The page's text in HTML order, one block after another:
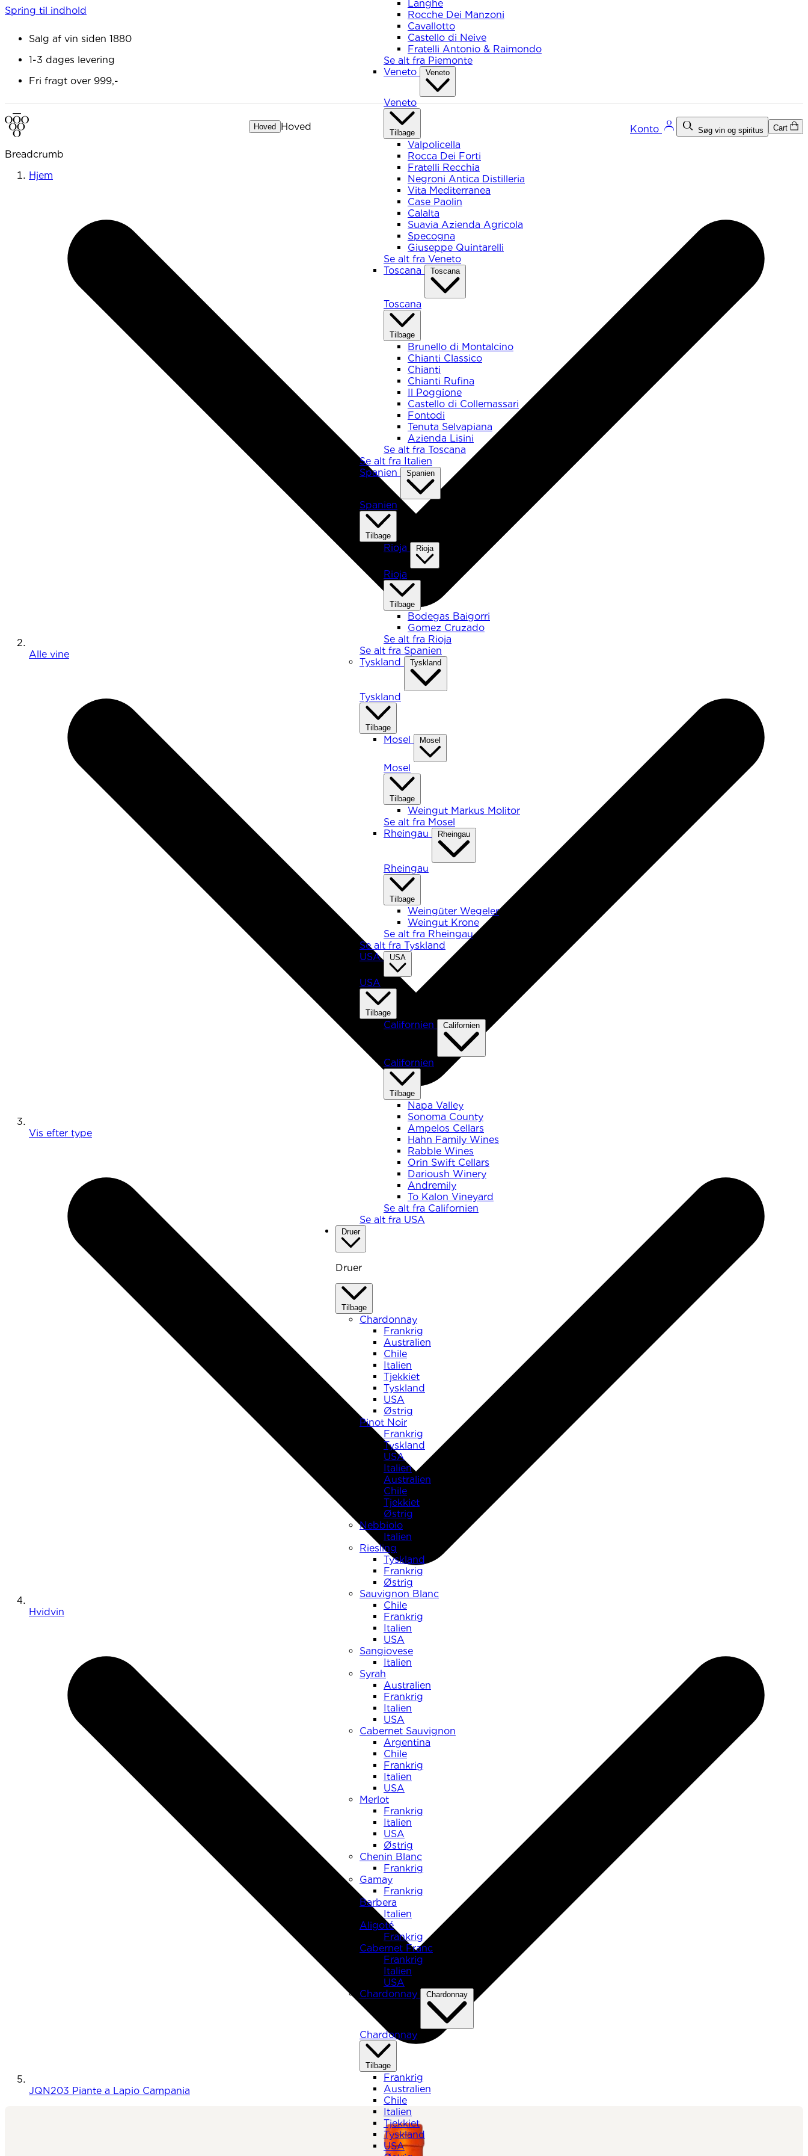
Spring til indhold
Salg af vin siden 1880
1-3 dages levering
Fri fragt over 999,-
Hoved Hoved
Langhe
Rocche Dei Manzoni
Cavallotto
Castello di Neive
Fratelli Antonio & Raimondo
Se alt fra Piemonte
Veneto
Veneto
Veneto
Tilbage
Valpolicella
Rocca Dei Forti
Fratelli Recchia
Negroni Antica Distilleria
Vita Mediterranea
Case Paolin
Calalta
Suavia Azienda Agricola
Specogna
Giuseppe Quintarelli
Se alt fra Veneto
Toscana
Toscana
Toscana
Tilbage
Brunello di Montalcino
Chianti Classico
Chianti
Chianti Rufina
Il Poggione
Castello di Collemassari
Fontodi
Tenuta Selvapiana
Azienda Lisini
Se alt fra Toscana
Se alt fra Italien
Spanien
Spanien
Spanien
Tilbage
Rioja Rioja
Rioja
Tilbage
Bodegas Baigorri
Gomez Cruzado
Se alt fra Rioja
Se alt fra Spanien
Tyskland
Tyskland
Tyskland
Tilbage
Mosel Mosel
Mosel
Tilbage
Weingut Markus Molitor
Se alt fra Mosel
Rheingau
Rheingau
Rheingau
Tilbage
Weingüter Wegeler
Weingut Krone
Se alt fra Rheingau
Se alt fra Tyskland
USA
USA
USA
Tilbage
Californien Californien
Californien
Tilbage
Napa Valley
Sonoma County
Ampelos Cellars
Hahn Family Wines
Rabble Wines
Orin Swift Cellars
Darioush Winery
Andremily
To Kalon Vineyard
Se alt fra Californien
Se alt fra USA
Druer
Druer
Tilbage
Chardonnay
Frankrig
Australien
Chile
Italien
Tjekkiet
Tyskland
USA
Østrig
Pinot Noir
Frankrig
Tyskland
USA
Italien
Australien
Chile
Tjekkiet
Østrig
Nebbiolo
Italien
Riesling
Tyskland
Frankrig
Østrig
Sauvignon Blanc
Chile
Frankrig
Italien
USA
Sangiovese
Italien
Syrah
Australien
Frankrig
Italien
USA
Cabernet Sauvignon
Argentina
Chile
Frankrig
Italien
USA
Merlot
Frankrig
Italien
USA
Østrig
Chenin Blanc
Frankrig
Gamay
Frankrig
Barbera
Italien
Aligoté
Frankrig
Cabernet Franc
Frankrig
Italien
USA
Chardonnay
Chardonnay
Chardonnay
Tilbage
Frankrig
Australien
Chile
Italien
Tjekkiet
Tyskland
USA
Konto Søg vin og spiritus Cart
Breadcrumb
Hjem
Alle vine
Vis efter type
Hvidvin
JQN203 Piante a Lapio Campania